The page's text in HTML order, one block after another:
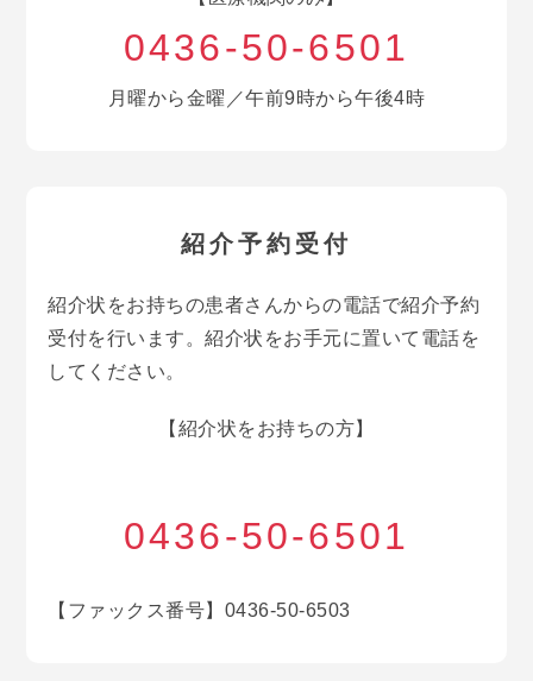
0436-50-6501
月曜から金曜／午前9時から午後4時
紹介予約受付
紹介状をお持ちの患者さんからの電話で紹介予約
受付を行います。紹介状をお手元に置いて電話を
してください。
【紹介状をお持ちの方】
0436-50-6501
【ファックス番号】0436-50-6503